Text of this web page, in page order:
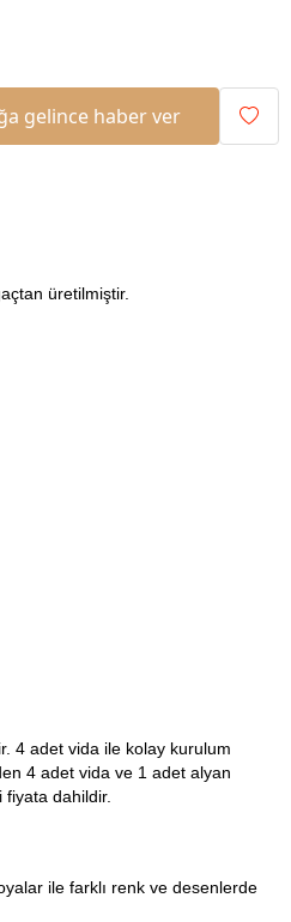
gelince haber ver
üretilmiştir.
4 adet vida ile kolay kurulum
4 adet vida ve 1 adet alyan
fiyata dahildir.
ile farklı renk ve desenlerde